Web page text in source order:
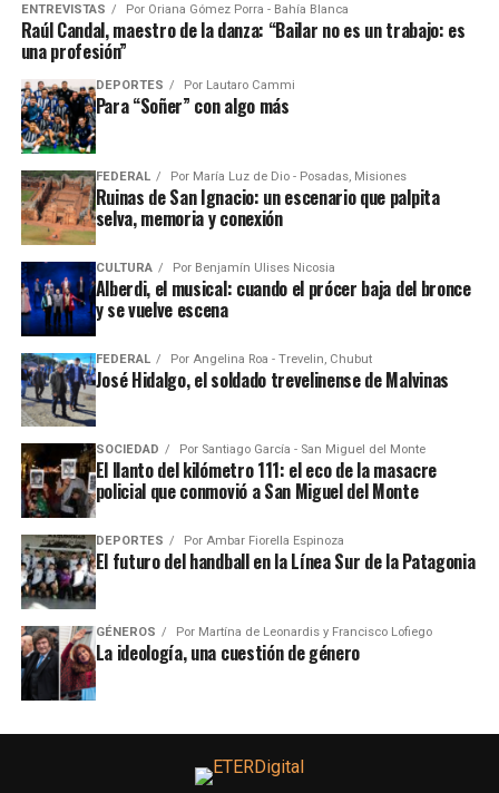
ENTREVISTAS Por Oriana Gómez Porra - Bahía Blanca
Raúl Candal, maestro de la danza: “Bailar no es un trabajo: es
una profesión”
DEPORTES Por Lautaro Cammi
Para “Soñer” con algo más
FEDERAL Por María Luz de Dio - Posadas, Misiones
Ruinas de San Ignacio: un escenario que palpita
selva, memoria y conexión
CULTURA Por Benjamín Ulises Nicosia
Alberdi, el musical: cuando el prócer baja del bronce
y se vuelve escena
FEDERAL Por Angelina Roa - Trevelin, Chubut
José Hidalgo, el soldado trevelinense de Malvinas
SOCIEDAD Por Santiago García - San Miguel del Monte
El llanto del kilómetro 111: el eco de la masacre
policial que conmovió a San Miguel del Monte
DEPORTES Por Ambar Fiorella Espinoza
El futuro del handball en la Línea Sur de la Patagonia
GÉNEROS Por Martína de Leonardis y Francisco Lofiego
La ideología, una cuestión de género